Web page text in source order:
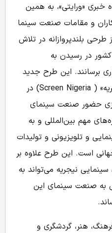
خبری «ورایتی»، به همین
و مقامات صنعت سینما
طرحی بلندپروازانه در تلاش
در رسیدن به
برسانند. این طرح جدید
موسوم به «پرده‌ نمایش نیجریه» ( Screen Nigeria) در
حضور صنعت سینمای
مهم بین‌المللی و به
و تلویزیونی و تولیدات
است. این طرح علاوه بر
نیجریه می‌تواند به
به صنعت سینمای این
هنر، گردشگری و